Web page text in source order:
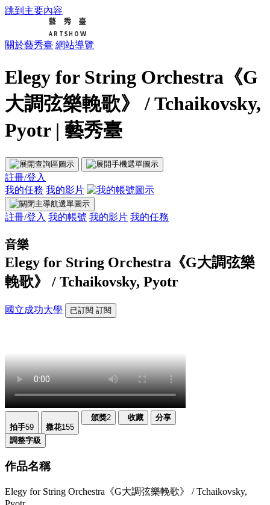
跳到主要內容
關於藝秀臺 網站導覽
Elegy for String Orchestra《G
大調弦樂輓歌》 / Tchaikovsky,
Pyotr | 藝秀臺
註冊/登入
我的任務 我的影片
註冊/登入 我的帳號 我的影片 我的任務
音樂
Elegy for String Orchestra《G大調弦樂
輓歌》 / Tchaikovsky, Pyotr
國立成功大學 已訂閱 訂閱
拍手59 撒花155
頒獎2 收藏 分享
調整字級
作品名稱
Elegy for String Orchestra《G大調弦樂輓歌》 / Tchaikovsky,